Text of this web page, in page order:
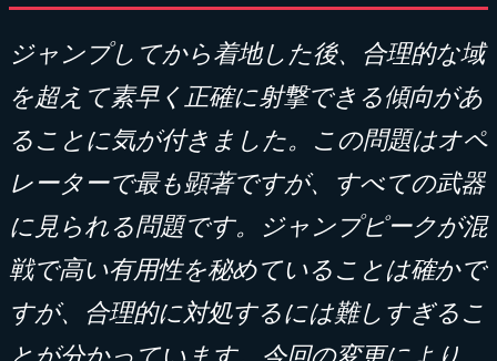
ジャンプしてから着地した後、合理的な域
を超えて素早く正確に射撃できる傾向があ
ることに気が付きました。この問題はオペ
レーターで最も顕著ですが、すべての武器
に見られる問題です。ジャンプピークが混
戦で高い有用性を秘めていることは確かで
すが、合理的に対処するには難しすぎるこ